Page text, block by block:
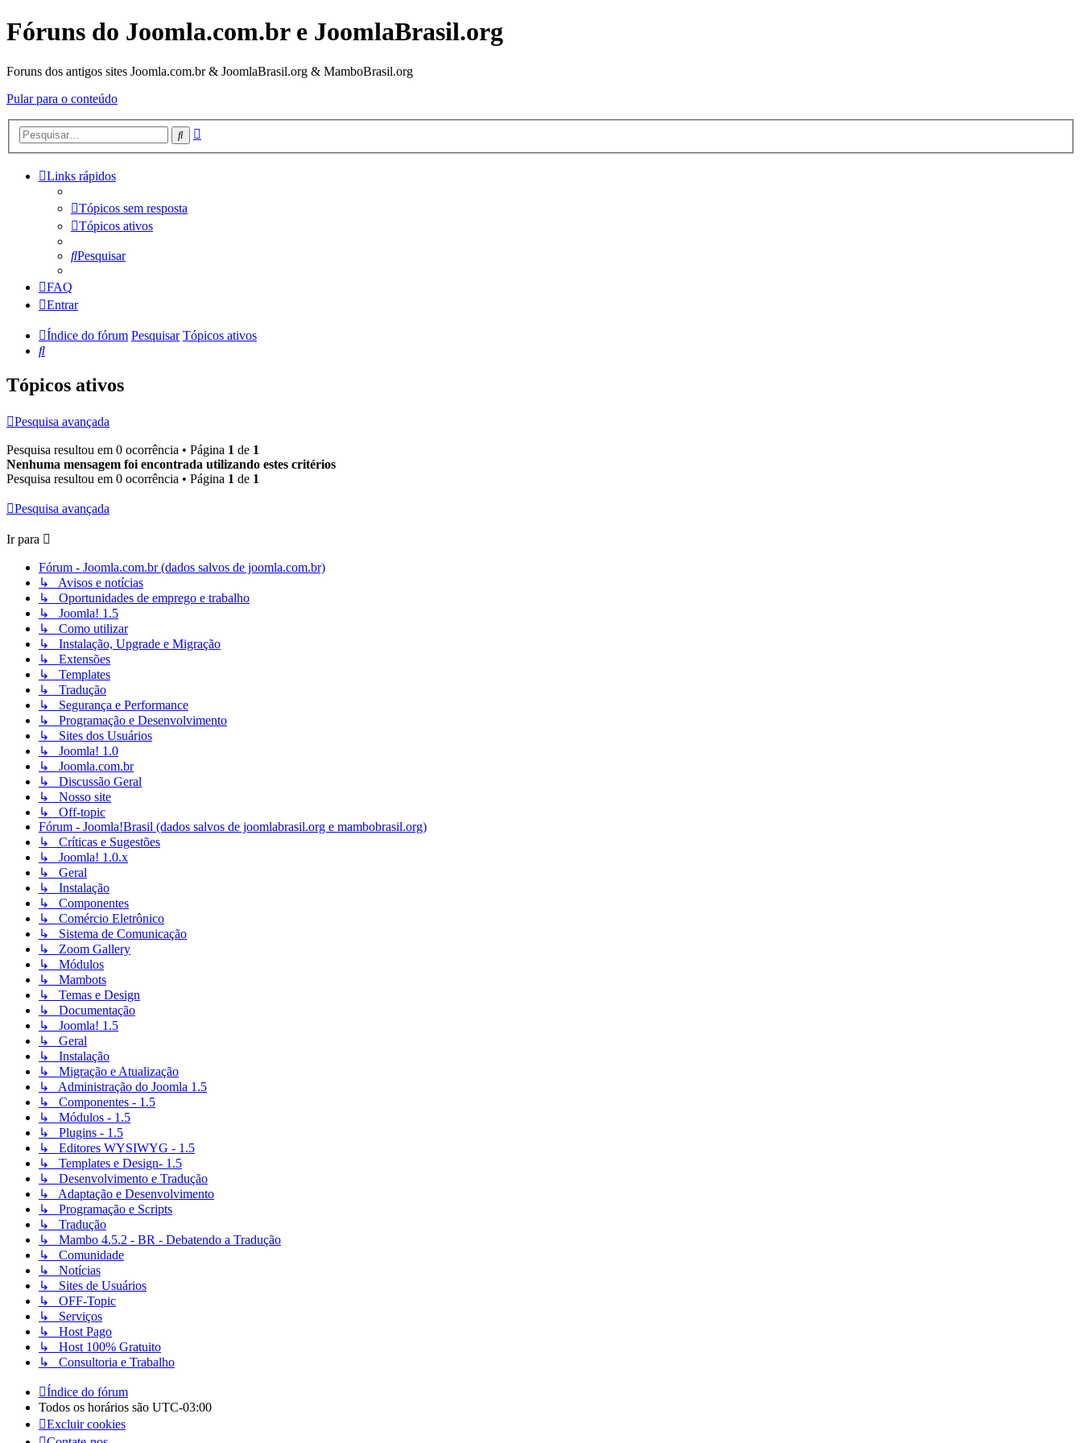
Fóruns do Joomla.com.br e JoomlaBrasil.org
Foruns dos antigos sites Joomla.com.br & JoomlaBrasil.org & MamboBrasil.org
Pular para o conteúdo
Pesquisar
Links rápidos
Tópicos sem resposta
Tópicos ativos
Pesquisar
FAQ
Entrar
Índice do fórum Pesquisar Tópicos ativos
Pesquisar
Tópicos ativos
Pesquisa avançada
Pesquisa resultou em 0 ocorrência • Página 1 de 1
Nenhuma mensagem foi encontrada utilizando estes critérios
Pesquisa resultou em 0 ocorrência • Página 1 de 1
Pesquisa avançada
Ir para
Fórum - Joomla.com.br (dados salvos de joomla.com.br)
↳ Avisos e notícias
↳ Oportunidades de emprego e trabalho
↳ Joomla! 1.5
↳ Como utilizar
↳ Instalação, Upgrade e Migração
↳ Extensões
↳ Templates
↳ Tradução
↳ Segurança e Performance
↳ Programação e Desenvolvimento
↳ Sites dos Usuários
↳ Joomla! 1.0
↳ Joomla.com.br
↳ Discussão Geral
↳ Nosso site
↳ Off-topic
Fórum - Joomla!Brasil (dados salvos de joomlabrasil.org e mambobrasil.org)
↳ Críticas e Sugestões
↳ Joomla! 1.0.x
↳ Geral
↳ Instalação
↳ Componentes
↳ Comércio Eletrônico
↳ Sistema de Comunicação
↳ Zoom Gallery
↳ Módulos
↳ Mambots
↳ Temas e Design
↳ Documentação
↳ Joomla! 1.5
↳ Geral
↳ Instalação
↳ Migração e Atualização
↳ Administração do Joomla 1.5
↳ Componentes - 1.5
↳ Módulos - 1.5
↳ Plugins - 1.5
↳ Editores WYSIWYG - 1.5
↳ Templates e Design- 1.5
↳ Desenvolvimento e Tradução
↳ Adaptação e Desenvolvimento
↳ Programação e Scripts
↳ Tradução
↳ Mambo 4.5.2 - BR - Debatendo a Tradução
↳ Comunidade
↳ Notícias
↳ Sites de Usuários
↳ OFF-Topic
↳ Serviços
↳ Host Pago
↳ Host 100% Gratuito
↳ Consultoria e Trabalho
Índice do fórum
Todos os horários são UTC-03:00
Excluir cookies